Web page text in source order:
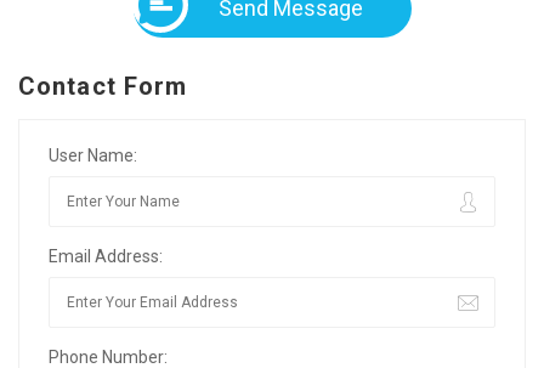
Send Message
Contact Form
User Name:
Email Address:
Phone Number: